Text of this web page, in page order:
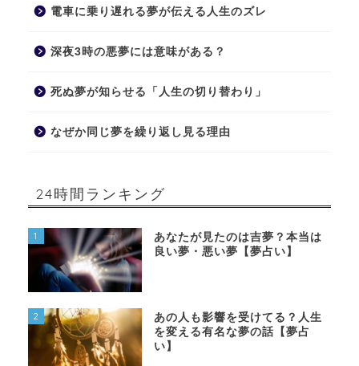
電車に乗り遅れる夢が伝える人生のズレ
深夜3時の悪夢には意味がある？
死ぬ夢が知らせる「人生の切り替わり」
なぜか同じ夢を繰り返し見る理由
24時間ランキング
1
あなたが見たのは吉夢？本当は
良い夢・悪い夢【夢占い】
2
あの人も影響を受けてる？人生
を変える有名な夢の話【夢占
い】